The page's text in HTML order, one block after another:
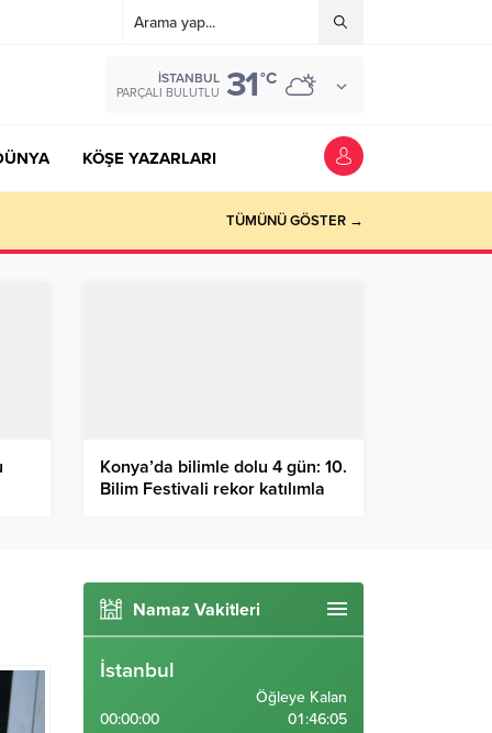
İSTANBUL
PARÇALI BULUTLU 31°C
KÖŞE YAZARLARI
TÜMÜNÜ GÖSTER →
Konya’da bilimle dolu 4 gün: 10.
Bilim Festivali rekor katılımla
Namaz Vakitleri
İstanbul
00:00:00
Öğleye Kalan
01:46:03